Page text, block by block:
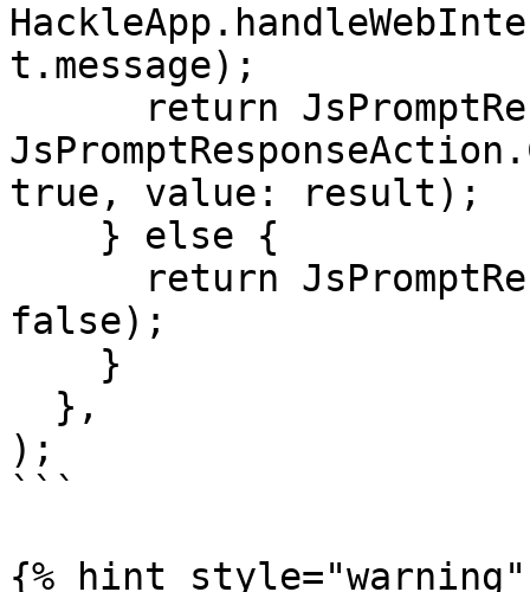
t.message);
true, value: result);
false);
);
```
{% hint style="warning"